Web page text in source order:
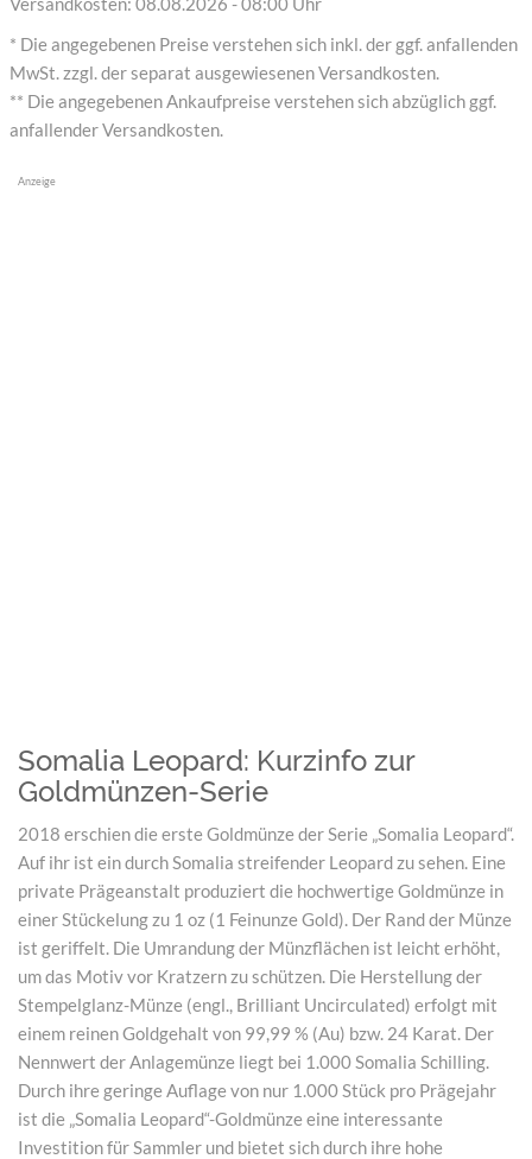
* Die angegebenen Preise verstehen sich inkl. der ggf. anfallenden
MwSt. zzgl. der separat ausgewiesenen Versandkosten.
** Die angegebenen Ankaufpreise verstehen sich abzüglich ggf.
anfallender Versandkosten.
Anzeige
Somalia Leopard: Kurzinfo zur
Goldmünzen-Serie
2018 erschien die erste Goldmünze der Serie „Somalia Leopard“.
Auf ihr ist ein durch Somalia streifender Leopard zu sehen. Eine
private Prägeanstalt produziert die hochwertige Goldmünze in
einer Stückelung zu 1 oz (1 Feinunze Gold). Der Rand der Münze
ist geriffelt. Die Umrandung der Münzflächen ist leicht erhöht,
um das Motiv vor Kratzern zu schützen. Die Herstellung der
Stempelglanz-Münze (engl., Brilliant Uncirculated) erfolgt mit
einem reinen Goldgehalt von 99,99 % (Au) bzw. 24 Karat. Der
Nennwert der Anlagemünze liegt bei 1.000 Somalia Schilling.
Durch ihre geringe Auflage von nur 1.000 Stück pro Prägejahr
ist die „Somalia Leopard“-Goldmünze eine interessante
Investition für Sammler und bietet sich durch ihre hohe